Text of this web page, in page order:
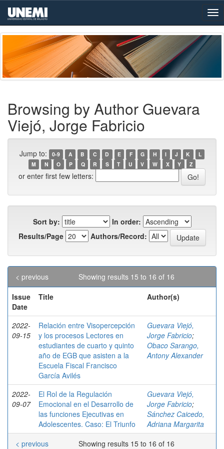
Skip
navigation
Browsing by Author Guevara
Viejó, Jorge Fabricio
Jump to: 0-9 A B C D E F G H I J K
L
M
N O P Q R S T U V W X Y Z
or enter first few letters:
Sort by:
In order:
Results/Page
Authors/Record:
Showing results 15 to 16 of 16
< previous
Issue
Date
Title Author(s)
2022-
09-15
Relación entre Visopercepción
y los procesos Lectores en
estudiantes de cuarto y quinto
año de EGB que asisten a la
Escuela Fiscal Francisco
García Avilés
Guevara Viejó,
Jorge Fabricio;
Obaco Sarango,
Antony Alexander
2022-
09-07
El Rol de la Regulación
Emocional en el Desarrollo de
las funciones Ejecutivas en
Adolescentes. Caso: El Triunfo
Guevara Viejó,
Jorge Fabricio;
Sánchez Caicedo,
Adriana Margarita
Showing results 15 to 16 of 16
< previous